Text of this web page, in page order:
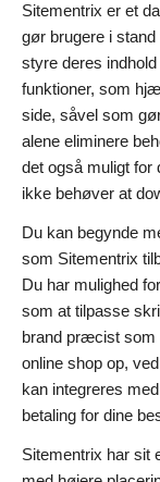
Sitementrix er et
gør brugere i
styre deres
funktioner, som
side, såvel som
alene eliminere
det også muligt for
ikke behøver at
Du kan begynde
som Sitementrix
Du har mulighed
som at tilpasse
brand præcist som
online shop op,
kan integreres
betaling for dine
Sitementrix har